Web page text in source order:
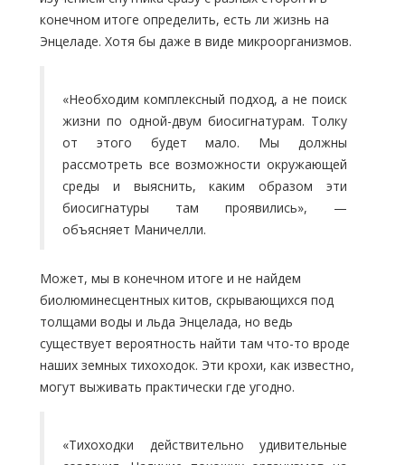
конечном итоге определить, есть ли жизнь на
Энцеладе. Хотя бы даже в виде микроорганизмов.
«Необходим комплексный подход, а не поиск
жизни по одной-двум биосигнатурам. Толку
от этого будет мало. Мы должны
рассмотреть все возможности окружающей
среды и выяснить, каким образом эти
биосигнатуры там проявились», —
объясняет Маничелли.
Может, мы в конечном итоге и не найдем
биолюминесцентных китов, скрывающихся под
толщами воды и льда Энцелада, но ведь
существует вероятность найти там что-то вроде
наших земных тихоходок. Эти крохи, как известно,
могут выживать практически где угодно.
«Тихоходки действительно удивительные